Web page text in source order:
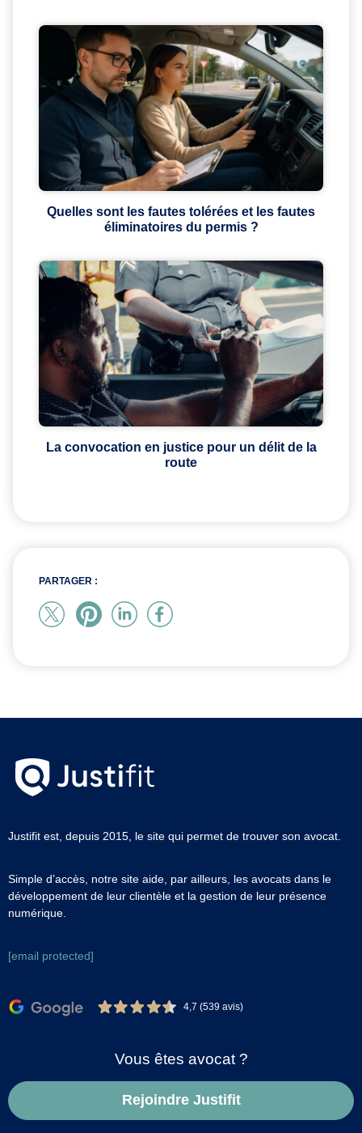
Quelles sont les fautes tolérées et les fautes
éliminatoires du permis ?
La convocation en justice pour un délit de la
route
PARTAGER :
Justifit est, depuis 2015, le site qui permet de trouver son avocat.
Simple d’accès, notre site aide, par ailleurs, les avocats dans le
développement de leur clientèle et la gestion de leur présence
numérique.
[email protected]
4,7 (539 avis)
Vous êtes avocat ?
Rejoindre Justifit